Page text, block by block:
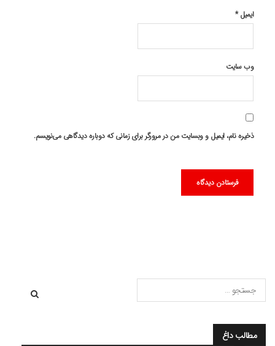
ایمیل*
وب‌ سایت
ذخیره نام، ایمیل و وبسایت من در مرورگر برای زمانی که دوباره دیدگاهی می‌نویسم.
مطالب داغ